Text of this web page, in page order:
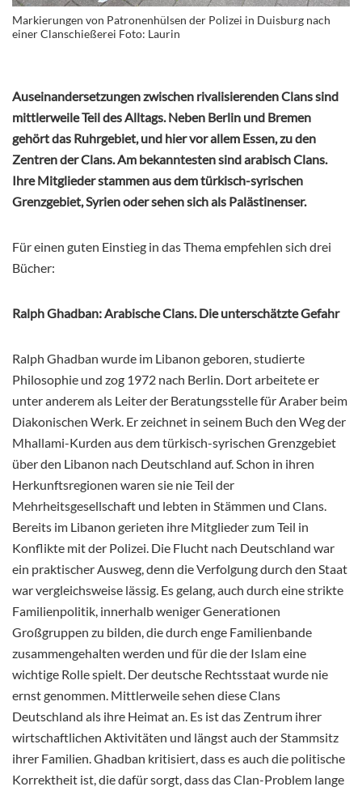
Markierungen von Patronenhülsen der Polizei in Duisburg nach
einer Clanschießerei Foto: Laurin
Auseinandersetzungen zwischen rivalisierenden Clans sind
mittlerweile Teil des Alltags. Neben Berlin und Bremen
gehört das Ruhrgebiet, und hier vor allem Essen, zu den
Zentren der Clans. Am bekanntesten sind arabisch Clans.
Ihre Mitglieder stammen aus dem türkisch-syrischen
Grenzgebiet, Syrien oder sehen sich als Palästinenser.
Für einen guten Einstieg in das Thema empfehlen sich drei
Bücher:
Ralph Ghadban: Arabische Clans. Die unterschätzte Gefahr
Ralph Ghadban wurde im Libanon geboren, studierte
Philosophie und zog 1972 nach Berlin. Dort arbeitete er
unter anderem als Leiter der Beratungsstelle für Araber beim
Diakonischen Werk. Er zeichnet in seinem Buch den Weg der
Mhallami-Kurden aus dem türkisch-syrischen Grenzgebiet
über den Libanon nach Deutschland auf. Schon in ihren
Herkunftsregionen waren sie nie Teil der
Mehrheitsgesellschaft und lebten in Stämmen und Clans.
Bereits im Libanon gerieten ihre Mitglieder zum Teil in
Konflikte mit der Polizei. Die Flucht nach Deutschland war
ein praktischer Ausweg, denn die Verfolgung durch den Staat
war vergleichsweise lässig. Es gelang, auch durch eine strikte
Familienpolitik, innerhalb weniger Generationen
Großgruppen zu bilden, die durch enge Familienbande
zusammengehalten werden und für die der Islam eine
wichtige Rolle spielt. Der deutsche Rechtsstaat wurde nie
ernst genommen. Mittlerweile sehen diese Clans
Deutschland als ihre Heimat an. Es ist das Zentrum ihrer
wirtschaftlichen Aktivitäten und längst auch der Stammsitz
ihrer Familien. Ghadban kritisiert, dass es auch die politische
Korrektheit ist, die dafür sorgt, dass das Clan-Problem lange